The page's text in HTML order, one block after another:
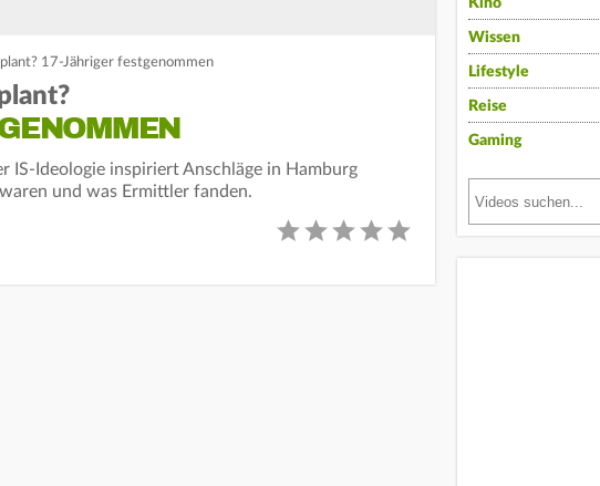
17-Jähriger festgenommen
IS-Ideologie inspiriert Anschläge in Hamburg
und was Ermittler fanden.
Kino
Wissen
Lifestyle
Reise
Gaming